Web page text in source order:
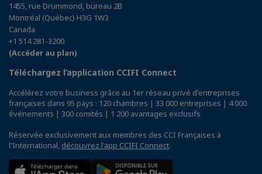
1455, rue Drummond, bureau 2B
Montréal (Québec) H3G 1W3
Canada
+1 514 281-3200
(Accéder au plan)
Téléchargez l’application CCIFI Connect
Accélérez votre business grâce au 1er réseau privé d'entreprises
françaises dans 95 pays : 120 chambres | 33 000 entreprises | 4 000
événements | 300 comités | 1 200 avantages exclusifs
Réservée exclusivement aux membres des CCI Françaises à
l'International, découvrez l'app CCIFI Connect.